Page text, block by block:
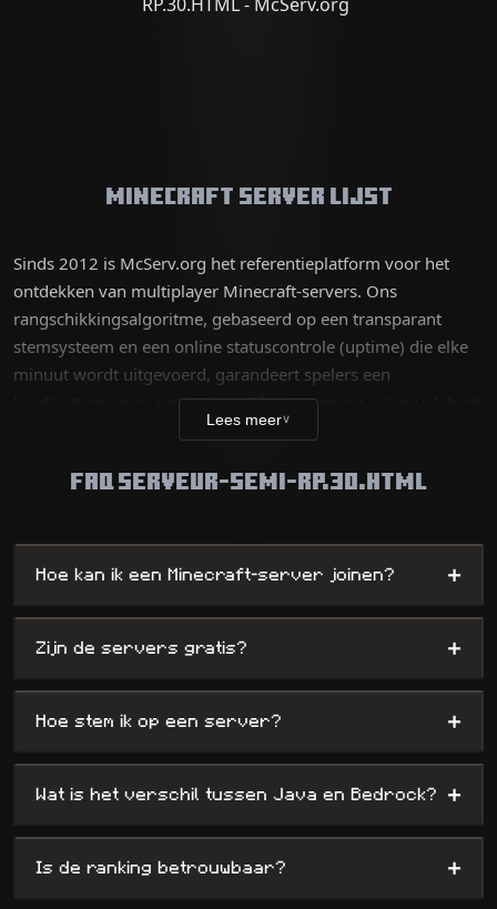
Minecraft Server Lijst
Sinds 2012 is McServ.org het referentieplatform voor het
ontdekken van multiplayer Minecraft-servers. Ons
rangschikkingsalgoritme, gebaseerd op een transparant
stemsysteem en een online statuscontrole (uptime) die elke
minuut wordt uitgevoerd, garandeert spelers een
kwaliteitservaring zonder lag. Of je nu een rot in het vak bent
die een technische uitdaging zoekt of een nieuwe speler op
werelden — van survival tot complexe minigames — terwijl
Lees meer∨
FAQ SERVEUR-SEMI-RP.30.HTML
Hoe kan ik een Minecraft-server joinen? +
Zijn de servers gratis? +
Hoe stem ik op een server? +
Wat is het verschil tussen Java en Bedrock? +
Is de ranking betrouwbaar? +